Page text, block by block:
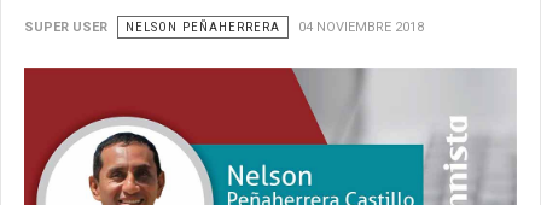
SUPER USER NELSON PEÑAHERRERA 04 NOVIEMBRE 2018